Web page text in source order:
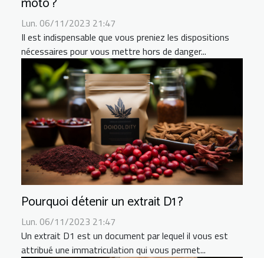
Lun. 06/11/2023 21:47
Il est indispensable que vous preniez les dispositions
nécessaires pour vous mettre hors de danger...
Pourquoi détenir un extrait D1 ?
Lun. 06/11/2023 21:47
Un extrait D1 est un document par lequel il vous est
attribué une immatriculation qui vous permet...